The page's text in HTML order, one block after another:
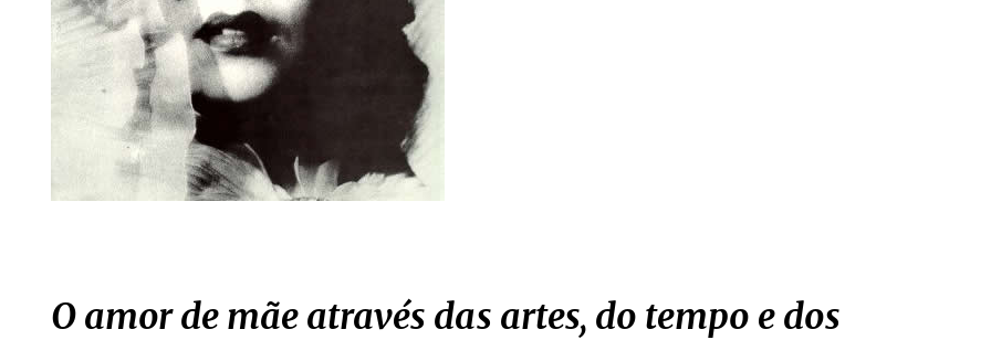
O amor de mãe através das artes, do tempo e dos